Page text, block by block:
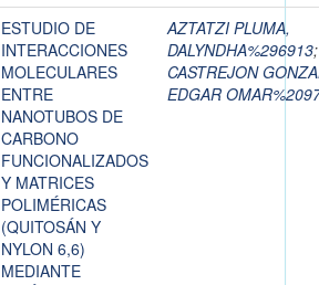
ESTUDIO DE
INTERACCIONES
MOLECULARES
ENTRE
NANOTUBOS DE
CARBONO
FUNCIONALIZADOS
Y MATRICES
POLIMÉRICAS
(QUITOSÁN Y
NYLON 6,6)
MEDIANTE
AZTATZI PLUMA,
DALYNDHA%296913;
CASTREJON
EDGAR